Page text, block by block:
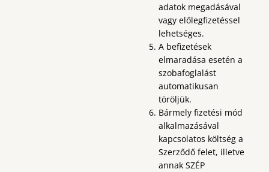
adatok megadásával
vagy előlegfizetéssel
lehetséges.
A befizetések
elmaradása esetén a
szobafoglalást
automatikusan
töröljük.
Bármely fizetési mód
alkalmazásával
kapcsolatos költség a
Szerződő felet, illetve
annak SZÉP